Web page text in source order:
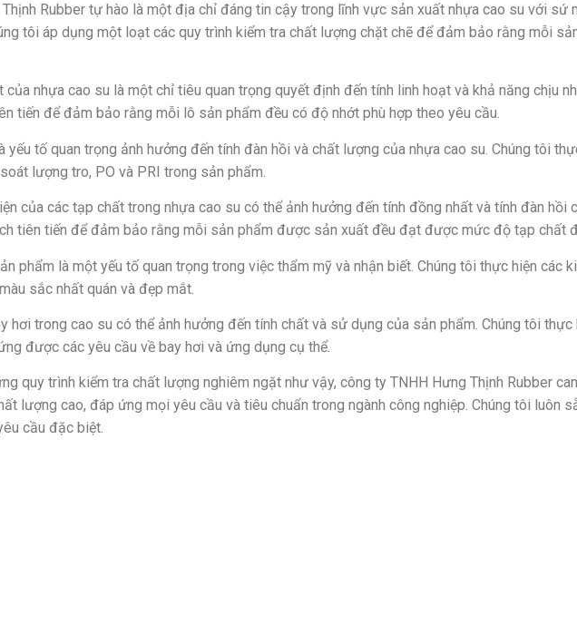
Rubber tự hào là một địa chỉ đáng tin cậy trong lĩnh vực sản xuất nhựa cao su với sứ
tôi áp dụng một loạt các quy trình kiểm tra chất lượng chặt chẽ để đảm bảo rằng mỗi
của nhựa cao su là một chỉ tiêu quan trọng quyết định đến tính linh hoạt và khả năng chịu
tiến để đảm bảo rằng mỗi lô sản phẩm đều có độ nhớt phù hợp theo yêu cầu.
yếu tố quan trọng ảnh hưởng đến tính đàn hồi và chất lượng của nhựa cao su. Chúng tôi
lượng tro, PO và PRI trong sản phẩm.
của các tạp chất trong nhựa cao su có thể ảnh hưởng đến tính đồng nhất và tính đàn hồi
tiên tiến để đảm bảo rằng mỗi sản phẩm được sản xuất đều đạt được mức độ tạp chất
phẩm là một yếu tố quan trọng trong việc thẩm mỹ và nhận biết. Chúng tôi thực hiện các
sắc nhất quán và đẹp mắt.
hơi trong cao su có thể ảnh hưởng đến tính chất và sử dụng của sản phẩm. Chúng tôi
được các yêu cầu về bay hơi và ứng dụng cụ thể.
quy trình kiểm tra chất lượng nghiêm ngặt như vậy, công ty TNHH Hưng Thịnh Rubber
lượng cao, đáp ứng mọi yêu cầu và tiêu chuẩn trong ngành công nghiệp. Chúng tôi luôn
cầu đặc biệt.